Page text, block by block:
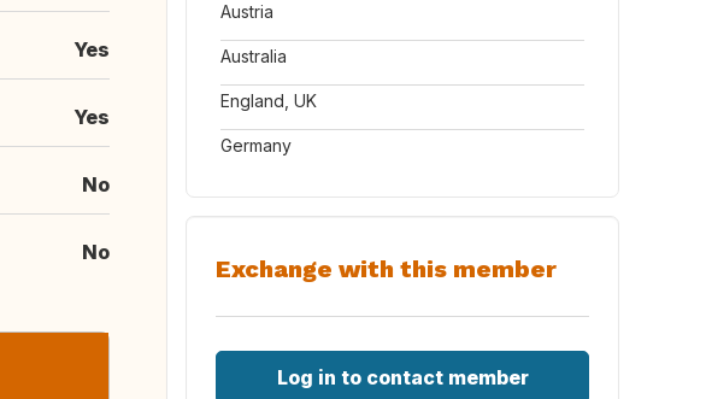
Yes
Yes
No
No
Austria
Australia
England, UK
Germany
Exchange with this member
Log in to contact member